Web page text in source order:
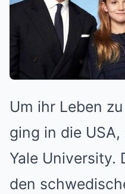
Um ihr Leben
ging in die
Yale University.
den